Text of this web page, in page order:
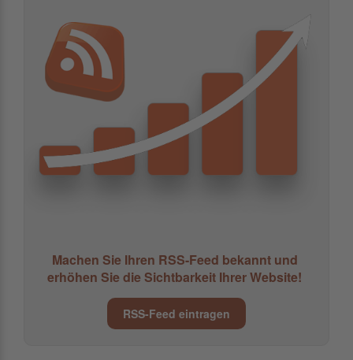
Machen Sie Ihren RSS-Feed bekannt und
erhöhen Sie die Sichtbarkeit Ihrer Website!
RSS-Feed eintragen